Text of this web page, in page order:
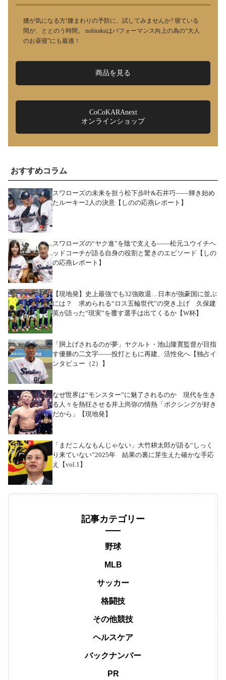
腰が気になる方!腰まわりの予防に、試してみませんか? 寝ている
間が、ととのう時間。 nobirakuはパフォーマンス向上の為の“大人
のお昼寝”にも最適！
商品を見る
CoCoKARAnext
オンラインショップ
おすすめコラム
スワローズの未来を担う松下歩叶&石井巧――輝き始め
たルーキー2人の決意【しのの応燕レポート】
スワローズの“ヤク進”を陰で支える――松元ユウイチヘ
ッドコーチが語る自身の役割と驚きのエピソード【しの
の応燕レポート】
【現地発】史上最強でも32強敗退…日本が強豪国に並ぶ
には？ 求められる“ロス五輪世代”の突き上げ 久保建
英が語った“現実”を覆す選手は出てくるか【W杯】
「胴上げされるのが夢」ヤクルト・池山隆寛監督が目指
す優勝の二文字――投打ともに再建、活性化へ【独占イ
ンタビュー（2）】
なぜ世界は“モンスター”に魅了されるのか 現代を生き
る人々を熱狂させる井上尚弥の情熱「ボクシングが好き
だから」【現地発】
「まだこんなもんじゃない」大竹耕太郎が語る“しっく
り来ていない”2025年 結果の裏に芽生えた確かな手応
え【vol.1】
記事カテゴリー
野球
MLB
サッカー
格闘技
その他競技
ヘルスケア
バックナンバー
PR